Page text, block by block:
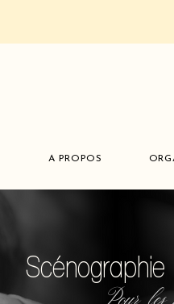
A PROPOS